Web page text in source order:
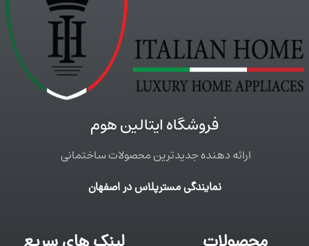
فروشگاه ایتالین هوم
ارائه دهنده جدیدترین محصولات ساختمانی
نمایندگی مسترپلاس در اصفهان